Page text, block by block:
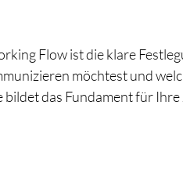
Flow ist die klare
möchtest und
das Fundament für